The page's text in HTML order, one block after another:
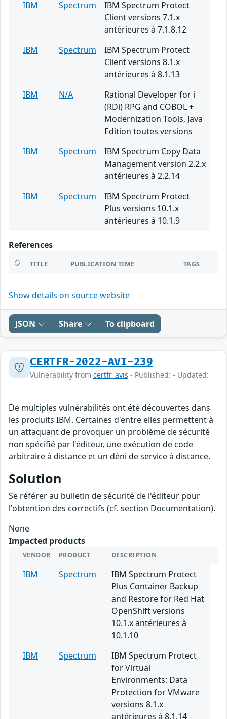
IBM Spectrum
IBM Spectrum Protect
Client versions 7.1.x
antérieures à 7.1.8.12
IBM
Spectrum
IBM Spectrum Protect
Client versions 8.1.x
antérieures à 8.1.13
IBM
N/A
Rational Developer for i
(RDi) RPG and COBOL +
Modernization Tools, Java
Edition toutes versions
IBM
Spectrum
IBM Spectrum Copy Data
Management version 2.2.x
antérieures à 2.2.14
IBM
Spectrum
IBM Spectrum Protect
Plus versions 10.1.x
antérieures à 10.1.9
References
TITLE PUBLICATION TIME TAGS
Show details on source website
JSON Share To clipboard
CERTFR-2022-AVI-239
Vulnerability from certfr_avis - Published: - Updated:
De multiples vulnérabilités ont été découvertes dans
les produits IBM. Certaines d'entre elles permettent à
un attaquant de provoquer un problème de sécurité
non spécifié par l'éditeur, une exécution de code
arbitraire à distance et un déni de service à distance.
Solution
Se référer au bulletin de sécurité de l'éditeur pour
l'obtention des correctifs (cf. section Documentation).
None
Impacted products
VENDOR PRODUCT DESCRIPTION
IBM Spectrum
IBM Spectrum Protect
Plus Container Backup
and Restore for Red Hat
OpenShift versions
10.1.x antérieures à
10.1.10
IBM
Spectrum
IBM Spectrum Protect
for Virtual
Environments: Data
Protection for VMware
versions 8.1.x
antérieures à 8.1.14